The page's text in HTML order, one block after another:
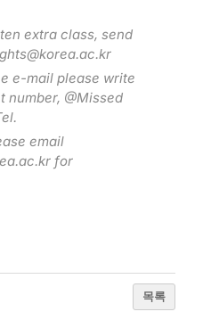
extra class, send
e-mail please write
number, @Missed
email
for
목록